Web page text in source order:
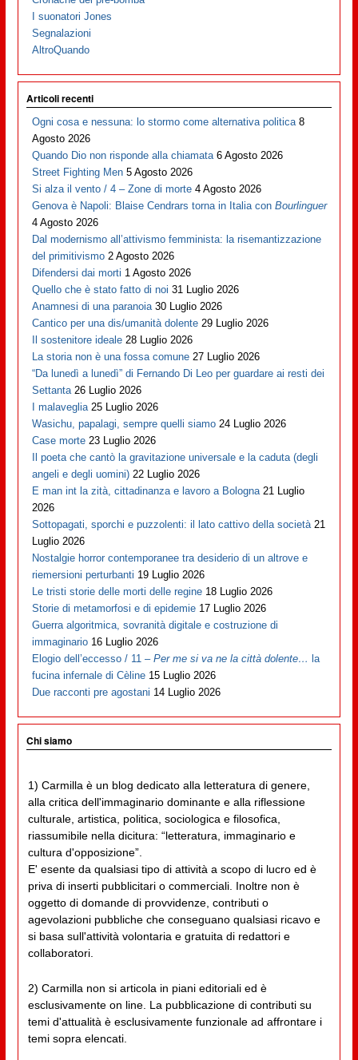
I suonatori Jones
Segnalazioni
AltroQuando
Articoli recenti
Ogni cosa e nessuna: lo stormo come alternativa politica 8
Agosto 2026
Quando Dio non risponde alla chiamata 6 Agosto 2026
Street Fighting Men 5 Agosto 2026
Si alza il vento / 4 – Zone di morte 4 Agosto 2026
Genova è Napoli: Blaise Cendrars torna in Italia conBourlinguer
4 Agosto 2026
Dal modernismo all’attivismo femminista: la risemantizzazione
del primitivismo 2 Agosto 2026
Difendersi dai morti 1 Agosto 2026
Quello che è stato fatto di noi 31 Luglio 2026
Anamnesi di una paranoia 30 Luglio 2026
Cantico per una dis/umanità dolente 29 Luglio 2026
Il sostenitore ideale 28 Luglio 2026
La storia non è una fossa comune 27 Luglio 2026
“Da lunedì a lunedì” di Fernando Di Leo per guardare ai resti dei
Settanta 26 Luglio 2026
I malaveglia 25 Luglio 2026
Wasichu, papalagi, sempre quelli siamo 24 Luglio 2026
Case morte 23 Luglio 2026
Il poeta che cantò la gravitazione universale e la caduta (degli
angeli e degli uomini) 22 Luglio 2026
E man int la zità, cittadinanza e lavoro a Bologna 21 Luglio
2026
Sottopagati, sporchi e puzzolenti: il lato cattivo della società 21
Luglio 2026
Nostalgie horror contemporanee tra desiderio di un altrove e
riemersioni perturbanti 19 Luglio 2026
Le tristi storie delle morti delle regine 18 Luglio 2026
Storie di metamorfosi e di epidemie 17 Luglio 2026
Guerra algoritmica, sovranità digitale e costruzione di
immaginario 16 Luglio 2026
Elogio dell’eccesso / 11 –Per me si va ne la città dolente… la
fucina infernale di Cèline 15 Luglio 2026
Due racconti pre agostani 14 Luglio 2026
Chi siamo
1) Carmilla è un blog dedicato alla letteratura di genere,
alla critica dell'immaginario dominante e alla riflessione
culturale, artistica, politica, sociologica e filosofica,
riassumibile nella dicitura: “letteratura, immaginario e
cultura d'opposizione”.
E' esente da qualsiasi tipo di attività a scopo di lucro ed è
priva di inserti pubblicitari o commerciali. Inoltre non è
oggetto di domande di provvidenze, contributi o
agevolazioni pubbliche che conseguano qualsiasi ricavo e
si basa sull'attività volontaria e gratuita di redattori e
collaboratori.
2) Carmilla non si articola in piani editoriali ed è
esclusivamente on line. La pubblicazione di contributi su
temi d'attualità è esclusivamente funzionale ad affrontare i
temi sopra elencati.